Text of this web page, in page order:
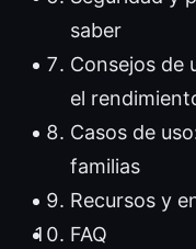
saber
Consejos de
el
Casos de
familias
Recursos y
FAQ